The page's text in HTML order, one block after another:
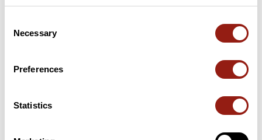
Selection
Necessary
Preferences
Statistics
69 km
Scopri questo percorso in bicicletta di 87,7 km vicino a Saint-